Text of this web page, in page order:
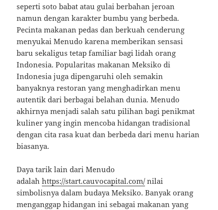
seperti soto babat atau gulai berbahan jeroan
namun dengan karakter bumbu yang berbeda.
Pecinta makanan pedas dan berkuah cenderung
menyukai Menudo karena memberikan sensasi
baru sekaligus tetap familiar bagi lidah orang
Indonesia. Popularitas makanan Meksiko di
Indonesia juga dipengaruhi oleh semakin
banyaknya restoran yang menghadirkan menu
autentik dari berbagai belahan dunia. Menudo
akhirnya menjadi salah satu pilihan bagi penikmat
kuliner yang ingin mencoba hidangan tradisional
dengan cita rasa kuat dan berbeda dari menu harian
biasanya.
Daya tarik lain dari Menudo
adalahhttps://start.cauvocapital.com/nilai
simbolisnya dalam budaya Meksiko. Banyak orang
menganggap hidangan ini sebagai makanan yang